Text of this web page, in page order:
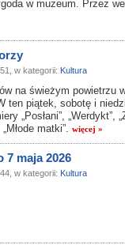
w muzeum. Przez
w kategorii: Kultura
na świeżym powietrzu
ten piątek, sobotę i
„Posłani”, „Werdykt”,
matki”. więcej »
7 maja 2026
w kategorii: Kultura